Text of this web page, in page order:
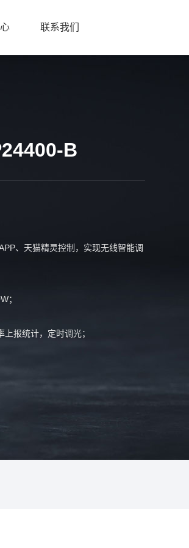
联系我们
B
、天猫精灵控制，实现无线智能调
；
报统计，定时调光；